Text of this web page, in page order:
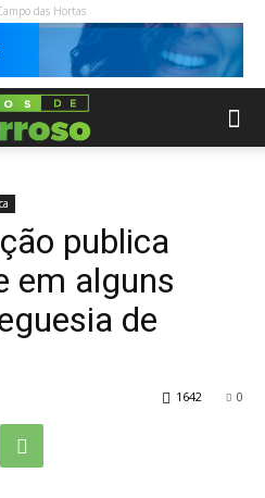
das Hortas
publica
em alguns
de
0
1642